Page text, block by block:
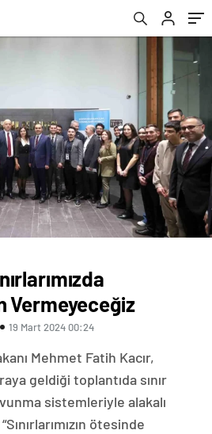
Vermeyeceğiz
19 Mart 2024 00:24
Mehmet Fatih Kacır,
geldiği toplantıda sınır
sistemleriyle alakalı
ötesinde